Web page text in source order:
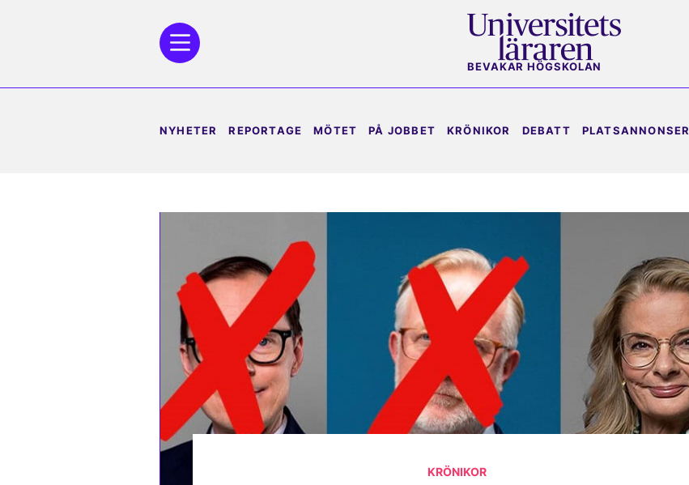
BEVAKAR HÖGSKOLAN
NYHETER REPORTAGE MÖTET PÅ JOBBET KRÖNIKOR DEBATT PLATSANNONSER
KRÖNIKOR